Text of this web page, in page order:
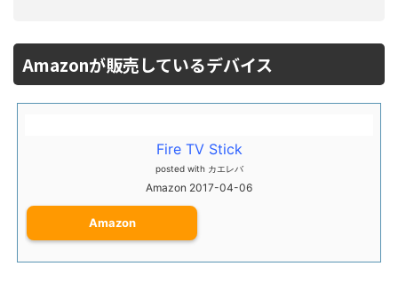
Amazonが販売しているデバイス
Fire TV Stick
posted with カエレバ
Amazon 2017-04-06
Amazon